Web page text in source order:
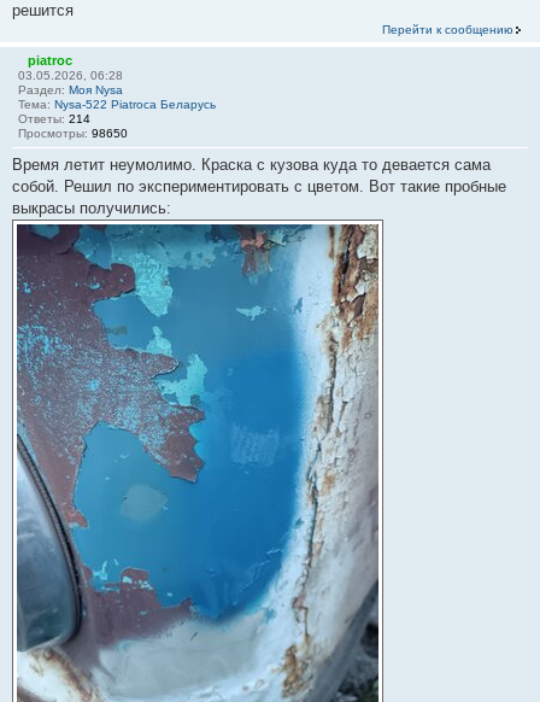
решится
Перейти к сообщению
piatroc
03.05.2026, 06:28
Раздел: Моя Nysa
Тема: Nysa-522 Piatroca Беларусь
Ответы: 214
Просмотры: 98650
Время летит неумолимо. Краска с кузова куда то девается сама
собой. Решил по экспериментировать с цветом. Вот такие пробные
выкрасы получились: